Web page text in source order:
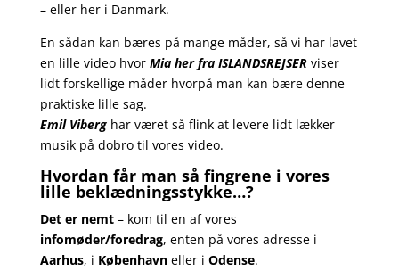
– eller her i Danmark.
En sådan kan bæres på mange måder, så vi har lavet
en lille video hvor Mia her fra ISLANDSREJSERviser
lidt forskellige måder hvorpå man kan bære denne
praktiske lille sag.
Emil Viberghar været så flink at levere lidt lækker
musik på dobro til vores video.
Hvordan får man så fingrene i vores
lille beklædningsstykke…?
Det er nemt– kom til en af vores
infomøder/foredrag, enten på vores adresse i
Aarhus, i Københavneller i Odense.